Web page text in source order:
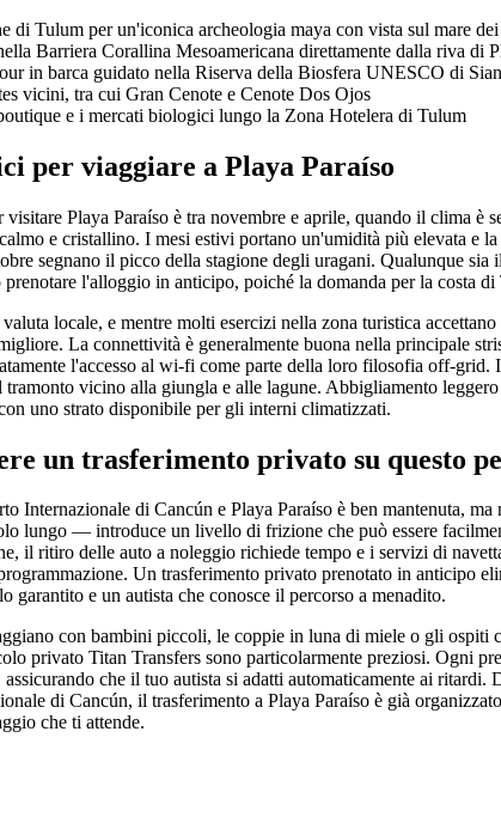
di Tulum per un'iconica archeologia maya con vista sul mare
Barriera Corallina Mesoamericana direttamente dalla riva di
in barca guidato nella Riserva della Biosfera UNESCO di
vicini, tra cui Gran Cenote e Cenote Dos Ojos
e i mercati biologici lungo la Zona Hotelera di Tulum
per viaggiare a Playa Paraíso
Playa Paraíso è tra novembre e aprile, quando il clima è
e cristallino. I mesi estivi portano un'umidità più elevata e
segnano il picco della stagione degli uragani. Qualunque
l'alloggio in anticipo, poiché la domanda per la costa
locale, e mentre molti esercizi nella zona turistica
La connettività è generalmente buona nella principale
l'accesso al wi-fi come parte della loro filosofia off-grid.
tramonto vicino alla giungla e alle lagune. Abbigliamento
uno strato disponibile per gli interni climatizzati.
un trasferimento privato su questo
Internazionale di Cancún e Playa Paraíso è ben mantenuta,
lungo — introduce un livello di frizione che può essere
il ritiro delle auto a noleggio richiede tempo e i servizi di
Un trasferimento privato prenotato in anticipo
garantito e un autista che conosce il percorso a menadito.
con bambini piccoli, le coppie in luna di miele o gli ospiti
privato Titan Transfers sono particolarmente preziosi. Ogni
che il tuo autista si adatti automaticamente ai ritardi.
di Cancún, il trasferimento a Playa Paraíso è già
che ti attende.